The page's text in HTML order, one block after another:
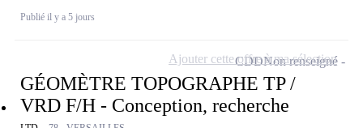
Publié il y a 5 jours
GÉOMÈTRE TOPOGRAPHE TP /
VRD F/H - Conception, recherche
CDDNon renseigné
Ajouter cette offre à ma sélection